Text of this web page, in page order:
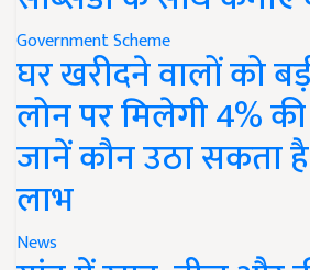
Government Scheme
घर खरीदने वालों को
लोन पर मिलेगी 4%
जानें कौन उठा सकता
लाभ
News